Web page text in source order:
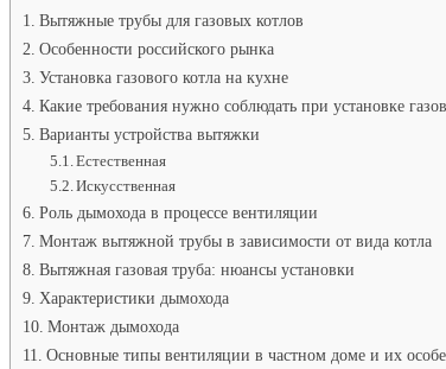
газовых
Вытяжные трубы для газовых котлов
Особенности российского рынка
Установка газового котла на кухне
Какие требования нужно соблюдать при установке
Варианты устройства вытяжки
Естественная
Искусственная
Роль дымохода в процессе вентиляции
Монтаж вытяжной трубы в зависимости от вида котла
Вытяжная газовая труба: нюансы установки
Характеристики дымохода
Монтаж дымохода
Основные типы вентиляции в частном доме и их